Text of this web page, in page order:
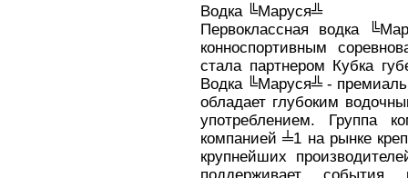
Водка ╚Маруся╩
Первоклассная водка
конноспортивным
стала партнером Кубка
Водка ╚Маруся╩ -
обладает глубоким
употреблением. Группа
компанией ╧1 на рынке
крупнейших